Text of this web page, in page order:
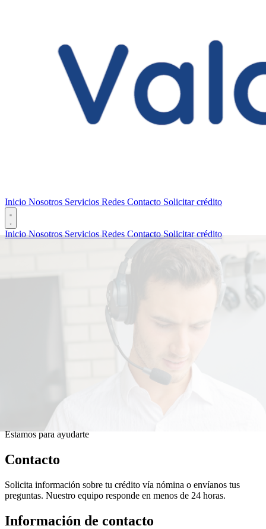
Inicio Nosotros Servicios Redes Contacto Solicitar crédito
InicioNosotrosServicios Redes ContactoSolicitar crédito
Estamos para ayudarte
Contacto
Solicita información sobre tu crédito vía nómina o envíanos tus
preguntas. Nuestro equipo responde en menos de 24 horas.
Información de contacto